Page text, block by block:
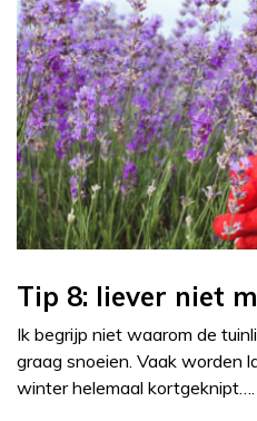
Tip 8: liever niet
Ik begrijp niet waarom de
graag snoeien. Vaak worden
winter helemaal kortgeknipt….